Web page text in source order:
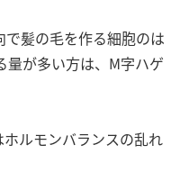
髪の毛を作る細胞のは
量が多い方は、M字ハゲ
ルモンバランスの乱れ